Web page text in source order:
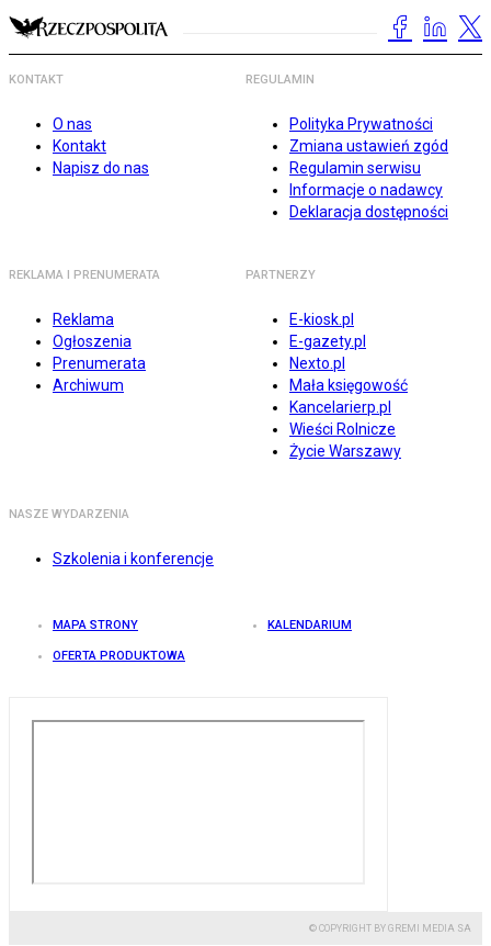
KONTAKT
O nas
Kontakt
Napisz do nas
REGULAMIN
Polityka Prywatności
Zmiana ustawień zgód
Regulamin serwisu
Informacje o nadawcy
Deklaracja dostępności
REKLAMA I PRENUMERATA
Reklama
Ogłoszenia
Prenumerata
Archiwum
PARTNERZY
E-kiosk.pl
E-gazety.pl
Nexto.pl
Mała księgowość
Kancelarierp.pl
Wieści Rolnicze
Życie Warszawy
NASZE WYDARZENIA
Szkolenia i konferencje
MAPA STRONY KALENDARIUM
OFERTA PRODUKTOWA
© COPYRIGHT BY GREMI MEDIA SA